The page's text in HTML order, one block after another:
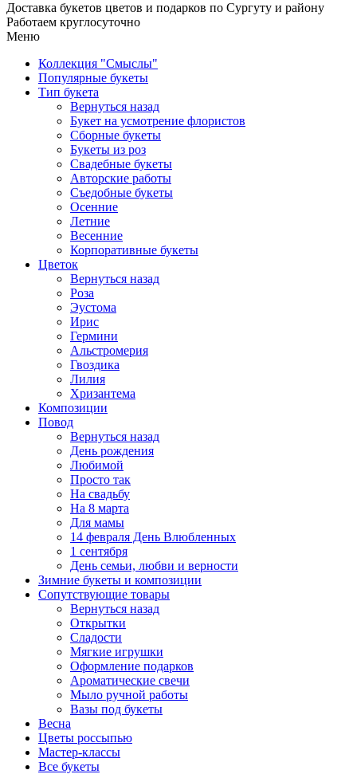
Доставка букетов цветов и подарков по Сургуту и району
Работаем круглосуточно
Меню
Коллекция "Смыслы"
Популярные букеты
Тип букета
Вернуться назад
Букет на усмотрение флористов
Сборные букеты
Букеты из роз
Свадебные букеты
Авторские работы
Съедобные букеты
Осенние
Летние
Весенние
Корпоративные букеты
Цветок
Вернуться назад
Роза
Эустома
Ирис
Гермини
Альстромерия
Гвоздика
Лилия
Хризантема
Композиции
Повод
Вернуться назад
День рождения
Любимой
Просто так
На свадьбу
На 8 марта
Для мамы
14 февраля День Влюбленных
1 сентября
День семьи, любви и верности
Зимние букеты и композиции
Сопутствующие товары
Вернуться назад
Открытки
Сладости
Мягкие игрушки
Оформление подарков
Ароматические свечи
Мыло ручной работы
Вазы под букеты
Весна
Цветы россыпью
Мастер-классы
Все букеты